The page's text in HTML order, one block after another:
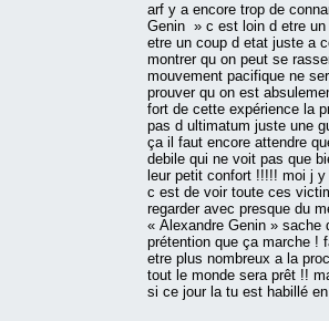
arf y a encore trop de
Genin » c est loin d etre
etre un coup d etat juste a
montrer qu on peut se
mouvement pacifique ne
prouver qu on est
fort de cette expérience la
pas d ultimatum juste une
ça il faut encore attendre
debile qui ne voit pas que
leur petit confort !!!!! moi j
c est de voir toute ces
regarder avec presque du
« Alexandre Genin » sache
prétention que ça marche !
etre plus nombreux a la
tout le monde sera prêt !!
si ce jour la tu est habillé